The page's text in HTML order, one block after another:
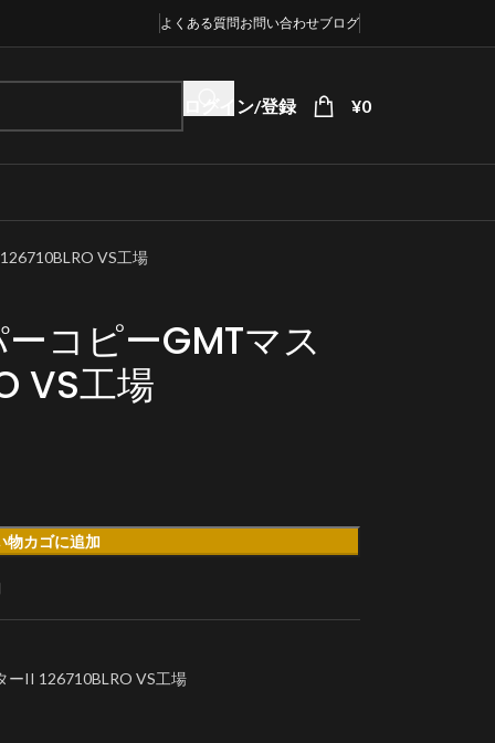
よくある質問お問い合わせブログ
ログイン/登録 ¥0
VS工場
コピーGMTマス
VS工場
物カゴに追加
ーII 126710BLRO VS工場